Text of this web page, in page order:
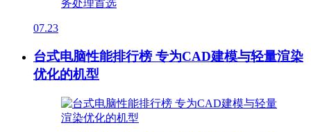
07.23
台式电脑性能排行榜 专为CAD建模与轻量渲染
优化的机型